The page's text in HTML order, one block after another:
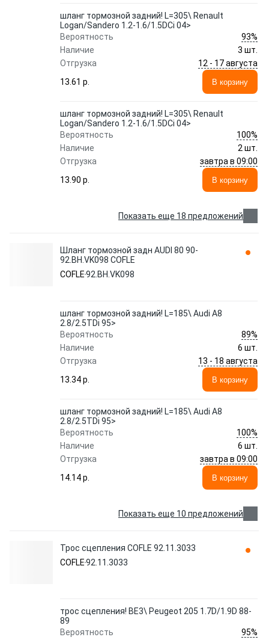
шланг тормозной задний! L=305\ Renault
Logan/Sandero 1.2-1.6/1.5DCi 04>
Вероятность
93%
Наличие
3 шт.
Отгрузка
12 - 17 августа
13.61 p.
В корзину
шланг тормозной задний! L=305\ Renault
Logan/Sandero 1.2-1.6/1.5DCi 04>
Вероятность
100%
Наличие
2 шт.
Отгрузка
завтра в 09:00
13.90 p.
В корзину
Показать еще 18 предложений
Шланг тормозной задн AUDI 80 90-
92.BH.VK098 COFLE
COFLE92.BH.VK098
шланг тормозной задний! L=185\ Audi A8
2.8/2.5TDi 95>
Вероятность
89%
Наличие
6 шт.
Отгрузка
13 - 18 августа
13.34 p.
В корзину
шланг тормозной задний! L=185\ Audi A8
2.8/2.5TDi 95>
Вероятность
100%
Наличие
6 шт.
Отгрузка
завтра в 09:00
14.14 p.
В корзину
Показать еще 10 предложений
Трос сцепления COFLE 92.11.3033
COFLE92.11.3033
трос сцепления! BE3\ Peugeot 205 1.7D/1.9D 88-
89
Вероятность
95%